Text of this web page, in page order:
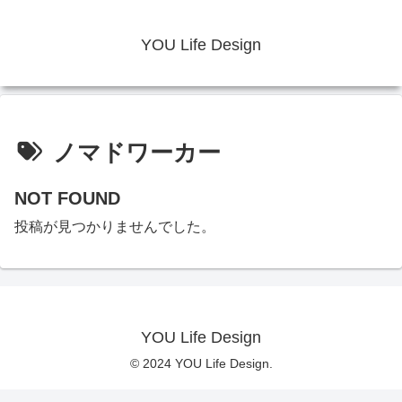
YOU Life Design
ノマドワーカー
NOT FOUND
投稿が見つかりませんでした。
YOU Life Design
© 2024 YOU Life Design.